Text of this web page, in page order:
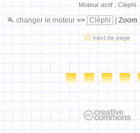
Moteur actif : Cléphi
changer le moteur => Cléphi Zoom